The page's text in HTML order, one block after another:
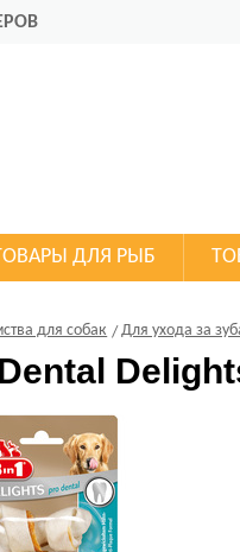
ДЛЯ РЫБ
для собак Для ухода за